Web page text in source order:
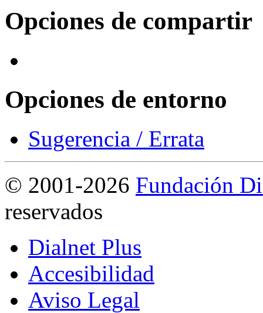
Opciones de compartir
Opciones de entorno
Sugerencia / Errata
© 2001-2026 Fundación
reservados
Dialnet Plus
Accesibilidad
Aviso Legal